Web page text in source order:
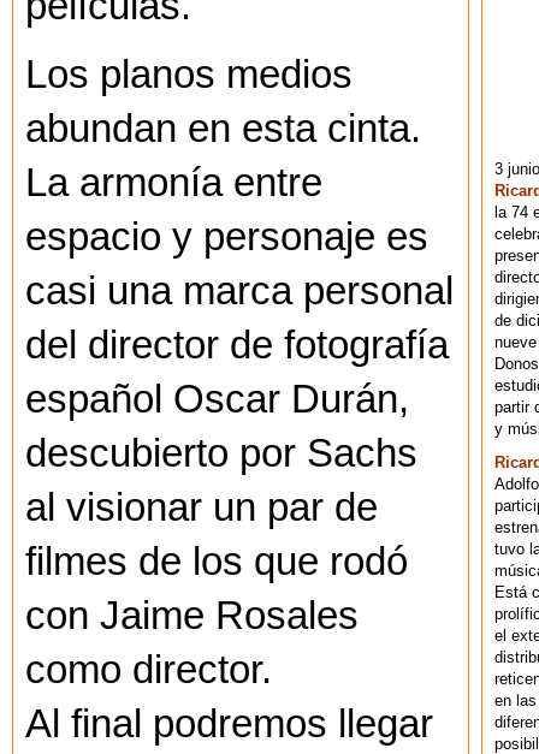
Los planos medios
abundan en esta cinta.
La armonía entre
espacio y personaje es
casi una marca personal
del director de fotografía
español Oscar Durán,
descubierto por Sachs
al visionar un par de
filmes de los que rodó
con Jaime Rosales
como director.
Al final podremos llegar
3
la 74
de
partir
y
tuvo
Está
el
en